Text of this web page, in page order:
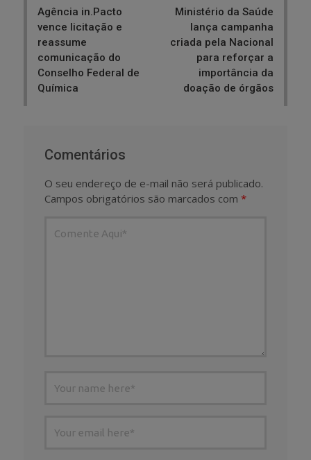
Agência in.Pacto
vence licitação e
reassume
comunicação do
Conselho Federal de
Química
Ministério da Saúde
lança campanha
criada pela Nacional
para reforçar a
importância da
doação de órgãos
Comentários
O seu endereço de e-mail não será publicado.
Campos obrigatórios são marcados com *